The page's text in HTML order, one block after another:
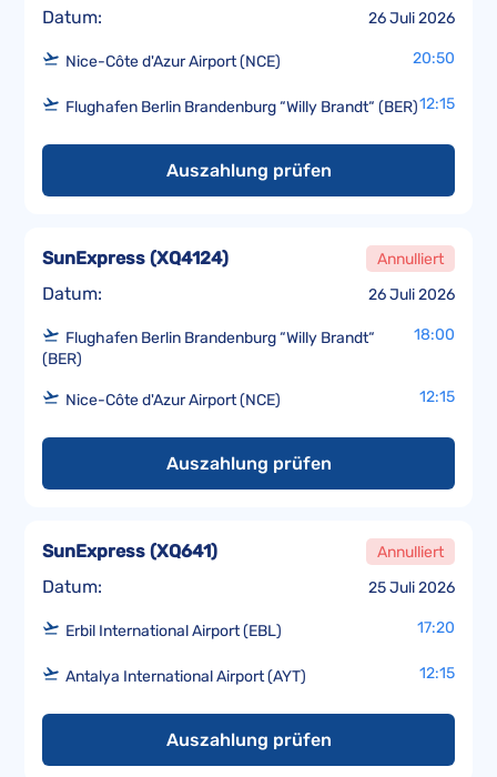
Datum: 26 Juli 2026
Nice-Côte d'Azur Airport (NCE) 20:50
Flughafen Berlin Brandenburg “Willy Brandt“ (BER)12:15
Auszahlung prüfen
Datum: 26 Juli 2026
SunExpress (XQ4124) Annulliert
Flughafen Berlin Brandenburg “Willy Brandt“
(BER)
18:00
Nice-Côte d'Azur Airport (NCE) 12:15
Auszahlung prüfen
Datum: 25 Juli 2026
SunExpress (XQ641) Annulliert
Erbil International Airport (EBL) 17:20
Antalya International Airport (AYT) 12:15
Auszahlung prüfen